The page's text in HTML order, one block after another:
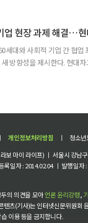
업 현장 과제 해결…
세대와 사회적 기업 간 협업
대차그룹은 신중년 커리어 프로젝트 ‘굿잡
ㅣ 개인정보처리방침 ㅣ 청소
보 마이 라이프) ㅣ 서울시 강
록일자 : 2014.02.04 ㅣ 발행일
의 의견을 모아언론 윤리강령,
텐츠(기사)는 인터넷신문위원회
이용 등을 금지합니다.